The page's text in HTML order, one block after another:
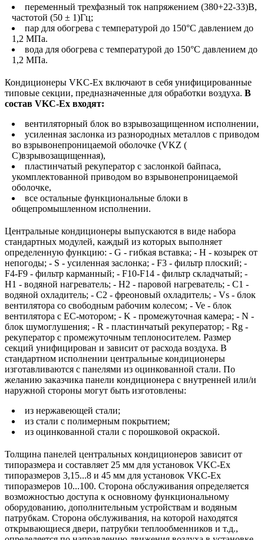
переменный трехфазный ток напряжением (380+22-33)В,
частотой (50 ± 1)Гц;
пар для обогрева с температурой до 150°С давлением до
1,2 МПа.
вода для обогрева с температурой до 150°С давлением до
1,2 МПа.
Кондиционеры VKC-Ex включают в себя унифицированные
типовые секции, предназначенные для обработки воздуха. В
состав VKC-Ex входят:
вентиляторный блок во взрывозащищенном исполнении,
усиленная заслонка из разнородных металлов с приводом
во взрывонепроницаемой оболочке (VKZ (
C)взрывозащищенная),
пластинчатый рекуператор с заслонкой байпаса,
укомплектованной приводом во взрывонепроницаемой
оболочке,
все остальные функциональные блоки в
общепромышленном исполнении.
Центральные кондиционеры выпускаются в виде набора
стандартных модулей, каждый из которых выполняет
определенную функцию: - G - гибкая вставка; - H - козырек от
непогоды; - S - усиленная заслонка; - F3 - фильтр плоский; -
F4-F9 - фильтр карманный; - F10-F14 - фильтр складчатый; -
Н1 - водяной нагреватель; - Н2 - паровой нагреватель; - С1 -
водяной охладитель; - С2 - фреоновый охладитель; - Vs - блок
вентилятора со свободным рабочим колесом; - Ve - блок
вентилятора с ЕС-мотором; - K - промежуточная камера; - N -
блок шумоглушения; - R - пластинчатый рекуператор; - Rg -
рекуператор с промежуточным теплоносителем. Размер
секций унифицирован и зависит от расхода воздуха. В
стандартном исполнении центральные кондиционеры
изготавливаются с панелями из оцинкованной стали. По
желанию заказчика панели кондиционера с внутренней или/и
наружной стороны могут быть изготовлены:
из нержавеющей стали;
из стали с полимерным покрытием;
из оцинкованной стали с порошковой окраской.
Толщина панелей центральных кондиционеров зависит от
типоразмера и составляет 25 мм для установок VKC-Ex
типоразмеров 3,15...8 и 45 мм для установок VKC-Ex
типоразмеров 10...100. Сторона обслуживания определяется
возможностью доступа к основному функциональному
оборудованию, дополнительным устройствам и водяным
патрубкам. Сторона обслуживания, на которой находятся
открывающиеся двери, патрубки теплообменников и т.д.,